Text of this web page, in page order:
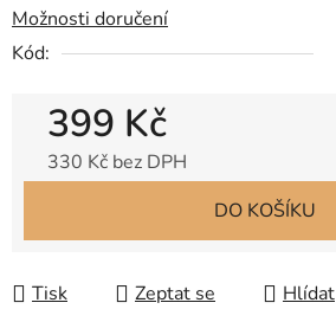
Možnosti doručení
Kód:
399 Kč
330 Kč bez DPH
DO KOŠÍKU
Tisk Zeptat se Hlídat